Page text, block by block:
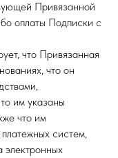
Привязанной
оплаты Подписки с
что Привязанная
что он
им указаны
что им
систем,
электронных